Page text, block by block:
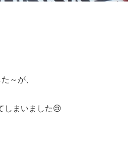
～が、
しまいました😢